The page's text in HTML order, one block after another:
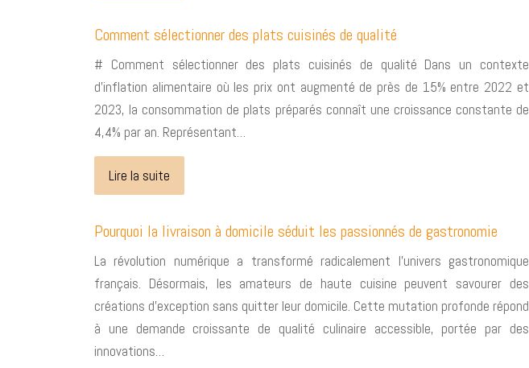
Comment sélectionner des plats cuisinés de qualité
# Comment sélectionner des plats cuisinés de qualité Dans un contexte
d’inflation alimentaire où les prix ont augmenté de près de 15% entre 2022 et
2023, la consommation de plats préparés connaît une croissance constante de
4,4% par an. Représentant…
Lire la suite
Pourquoi la livraison à domicile séduit les passionnés de gastronomie
La révolution numérique a transformé radicalement l’univers gastronomique
français. Désormais, les amateurs de haute cuisine peuvent savourer des
créations d’exception sans quitter leur domicile. Cette mutation profonde répond
à une demande croissante de qualité culinaire accessible, portée par des
innovations…